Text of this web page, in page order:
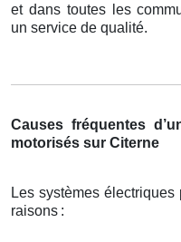
et dans toutes les
un service de qualité.
Causes fréquentes
motorisés sur Citerne
Les systèmes
raisons :